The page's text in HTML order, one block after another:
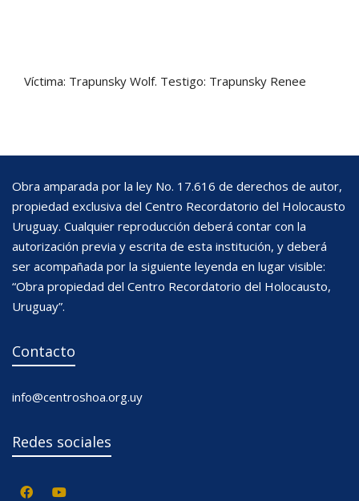
Víctima: Trapunsky Wolf. Testigo: Trapunsky Renee
Obra amparada por la ley No. 17.616 de derechos de autor,
propiedad exclusiva del Centro Recordatorio del Holocausto
Uruguay. Cualquier reproducción deberá contar con la
autorización previa y escrita de esta institución, y deberá
ser acompañada por la siguiente leyenda en lugar visible:
“Obra propiedad del Centro Recordatorio del Holocausto,
Uruguay”.
Contacto
info@centroshoa.org.uy
Redes sociales